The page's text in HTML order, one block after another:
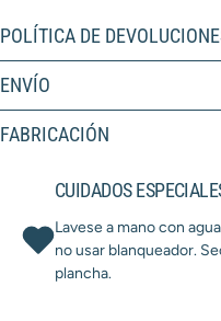
POLÍTICA DE
ENVÍO
FABRICACIÓN
CUIDADOS
Lavese a mano con
no usar blanqueador.
plancha.